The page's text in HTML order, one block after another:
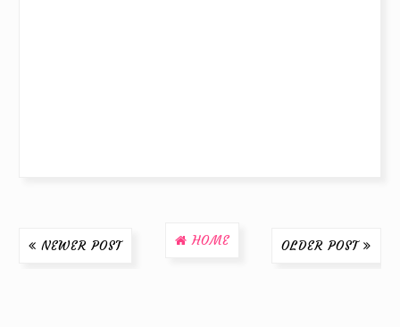
NEWER POST OLDER POST
HOME